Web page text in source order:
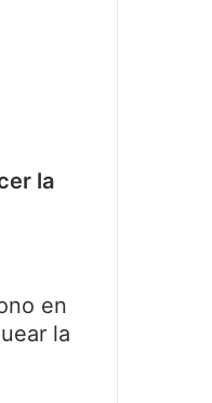
la
en
la